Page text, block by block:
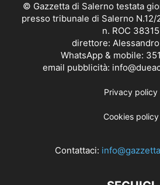
© Gazzetta di Salerno testata
presso tribunale di Salerno N.12/
n. ROC 38315
direttore:
WhatsApp & mobile:
email pubblicità:
Privacy policy
Cookies policy
Contattaci: